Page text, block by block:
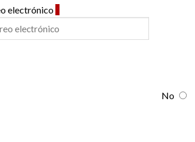
electrónico
No